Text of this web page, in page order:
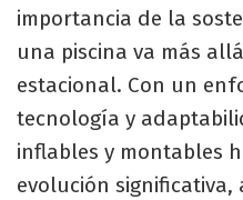
importancia de la
una piscina va más
estacional. Con un
tecnología y
inflables y montables
evolución